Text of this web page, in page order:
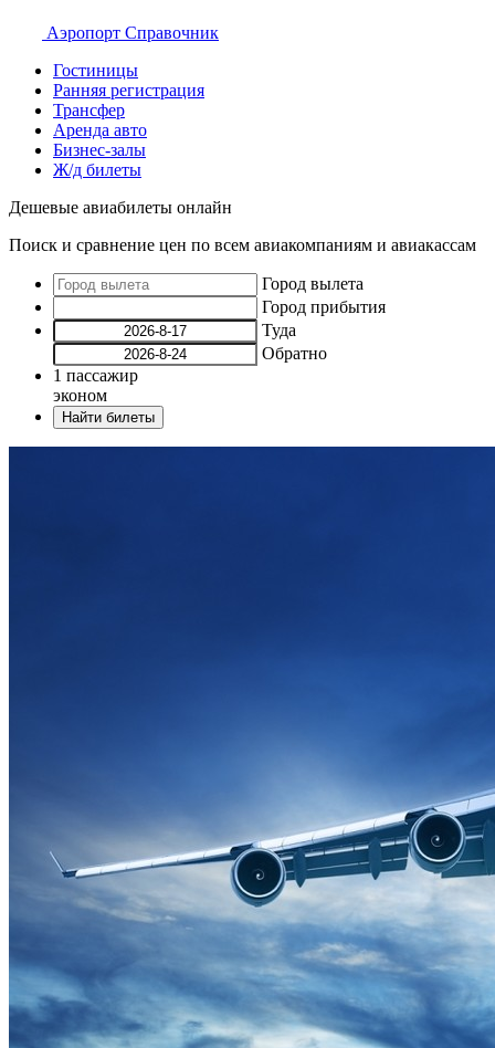
Аэропорт Справочник
Гостиницы
Ранняя регистрация
Трансфер
Аренда авто
Бизнес-залы
Ж/д билеты
Дешевые авиабилеты онлайн
Поиск и сравнение цен по всем авиакомпаниям и авиакассам
Город вылета
Город прибытия
Туда
Обратно
1 пассажир
эконом
Найти билеты